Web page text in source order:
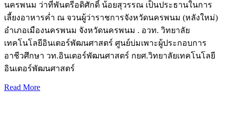
นครพนม ว่าที่พันตรีอดิศักดิ์ น้อยสุวรรณ เป็นประธานในการ
เลี้ยงอาหารค่ำ ณ จวนผู้ว่าราชการจังหวัดนครพนม (หลังใหม่)
อำเภอเมืองนครพนม จังหวัดนครพนม . อวท. วิทยาลัย
เทคโนโลยีอินเตอร์พัฒนศาสตร์ ศูนย์บ่มเพาะผู้ประกอบการ
อาชีวศึกษา วท.อินเตอร์พัฒนศาสตร์ กยศ.วิทยาลัยเทคโนโลยี
อินเตอร์พัฒนศาสตร์
Read More